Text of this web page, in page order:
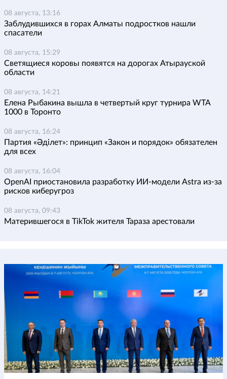
08 августа, 13:16
Заблудившихся в горах Алматы подростков нашли
спасатели
08 августа, 15:29
Светящиеся коровы появятся на дорогах Атырауской
области
08 августа, 14:21
Елена Рыбакина вышла в четвертый круг турнира WTA
1000 в Торонто
08 августа, 16:24
Партия «Әділет»: принцип «Закон и порядок» обязателен
для всех
08 августа, 16:04
OpenAI приостановила разработку ИИ-модели Astra из-за
рисков киберугроз
08 августа, 09:43
Матерившегося в TikTok жителя Тараза арестовали